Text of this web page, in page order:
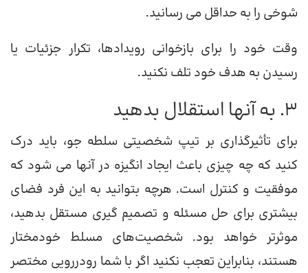
شوخی را به حداقل می رسانید.
وقت خود را برای بازخوانی رویدادها، تکرار جزئیات یا
رسیدن به هدف خود تلف نکنید.
3. به آنها استقلال بدهید
برای تأثیرگذاری بر تیپ شخصیتی سلطه جو، باید درک
کنید که چه چیزی باعث ایجاد انگیزه در آنها می شود که
موفقیت و کنترل است. هرچه بتوانید به این فرد فضای
بیشتری برای حل مسئله و تصمیم گیری مستقل بدهید،
موثرتر خواهد بود. شخصیت‌های مسلط خودمختار
هستند، بنابراین تعجب نکنید اگر با شما رودررویی مختصر